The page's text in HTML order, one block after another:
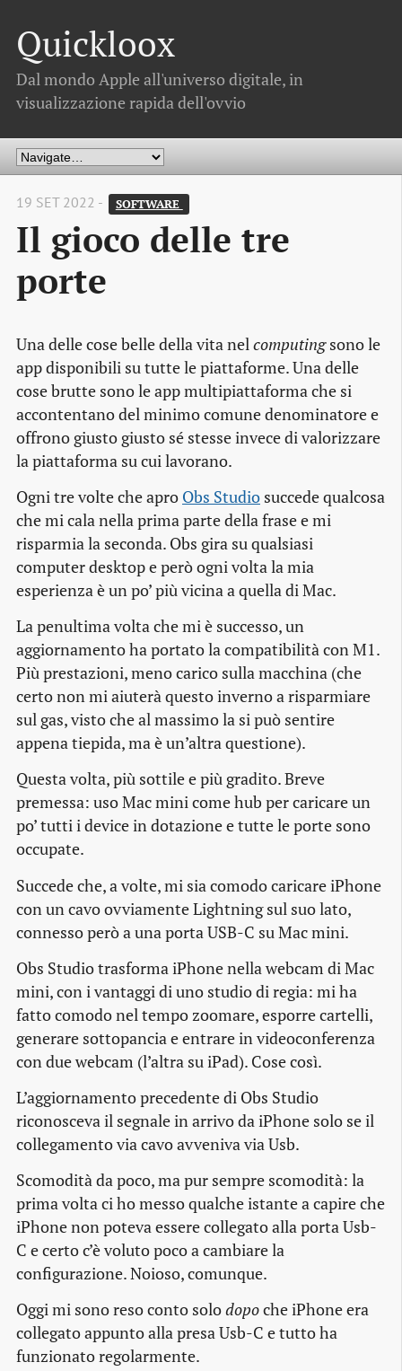
Quickloox
Dal mondo Apple all'universo digitale, in
visualizzazione rapida dell'ovvio
19 SET 2022 - SOFTWARE
Il gioco delle tre
porte
Una delle cose belle della vita nelcomputingsono le
app disponibili su tutte le piattaforme. Una delle
cose brutte sono le app multipiattaforma che si
accontentano del minimo comune denominatore e
offrono giusto giusto sé stesse invece di valorizzare
la piattaforma su cui lavorano.
Ogni tre volte che apro Obs Studio succede qualcosa
che mi cala nella prima parte della frase e mi
risparmia la seconda. Obs gira su qualsiasi
computer desktop e però ogni volta la mia
esperienza è un po’ più vicina a quella di Mac.
La penultima volta che mi è successo, un
aggiornamento ha portato la compatibilità con M1.
Più prestazioni, meno carico sulla macchina (che
certo non mi aiuterà questo inverno a risparmiare
sul gas, visto che al massimo la si può sentire
appena tiepida, ma è un’altra questione).
Questa volta, più sottile e più gradito. Breve
premessa: uso Mac mini come hub per caricare un
po’ tutti i device in dotazione e tutte le porte sono
occupate.
Succede che, a volte, mi sia comodo caricare iPhone
con un cavo ovviamente Lightning sul suo lato,
connesso però a una porta USB-C su Mac mini.
Obs Studio trasforma iPhone nella webcam di Mac
mini, con i vantaggi di uno studio di regia: mi ha
fatto comodo nel tempo zoomare, esporre cartelli,
generare sottopancia e entrare in videoconferenza
con due webcam (l’altra su iPad). Cose così.
L’aggiornamento precedente di Obs Studio
riconosceva il segnale in arrivo da iPhone solo se il
collegamento via cavo avveniva via Usb.
Scomodità da poco, ma pur sempre scomodità: la
prima volta ci ho messo qualche istante a capire che
iPhone non poteva essere collegato alla porta Usb-
C e certo c’è voluto poco a cambiare la
configurazione. Noioso, comunque.
Oggi mi sono reso conto solodopoche iPhone era
collegato appunto alla presa Usb-C e tutto ha
funzionato regolarmente.